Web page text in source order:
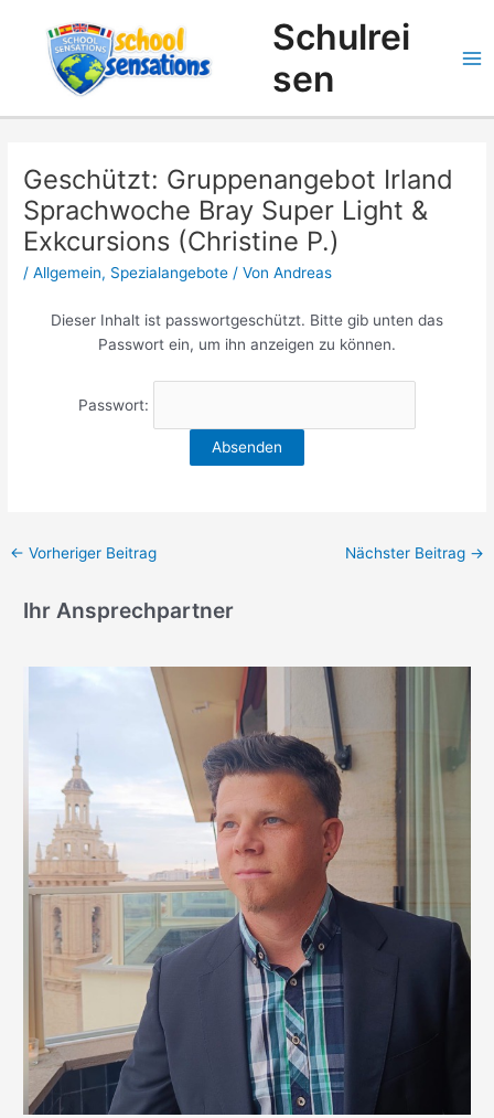
springen
Schulrei
sen
Geschützt: Gruppenangebot Irland
Sprachwoche Bray Super Light &
Exkcursions (Christine P.)
/Allgemein, Spezialangebote / VonAndreas
Dieser Inhalt ist passwortgeschützt. Bitte gib unten das
Passwort ein, um ihn anzeigen zu können.
Passwort:
← Vorheriger Beitrag Nächster Beitrag →
Ihr Ansprechpartner